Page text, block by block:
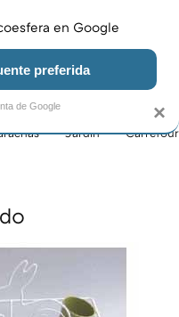
DORMITORIO COCINA
Jardín Carrefour
×
en Google
preferida
de Google